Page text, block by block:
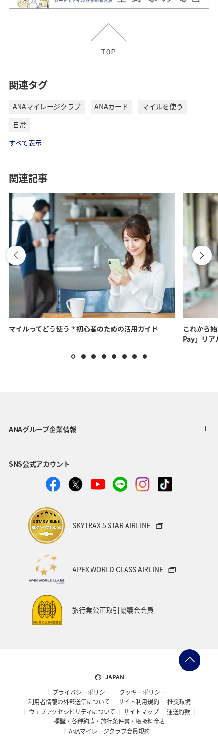
関連タグ
ANAマイレージクラブ ANAカード
マイルを使う
日常
すべて表示
関連記事
マイルってどう使う？初心者のための活用ガイド
これから
Pay」リア
ANAグループ企業情報
SNS公式アカウント
SKYTRAX 5 STAR AIRLINE
APEX WORLD CLASS AIRLINE
旅行業公正取引協議会会員
JAPAN
プライバシーポリシー
クッキーポリシー
利用者情報の外部送信について
サイト利用規約
推奨環境
ウェブアクセシビリティについて
サイトマップ
運送約款
標識・各種約款・旅行条件書・取扱料金表
ANAマイレージクラブ会員規約